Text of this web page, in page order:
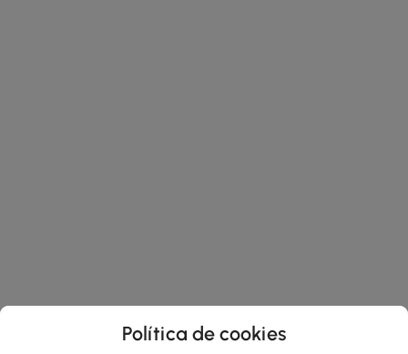
Política de cookies